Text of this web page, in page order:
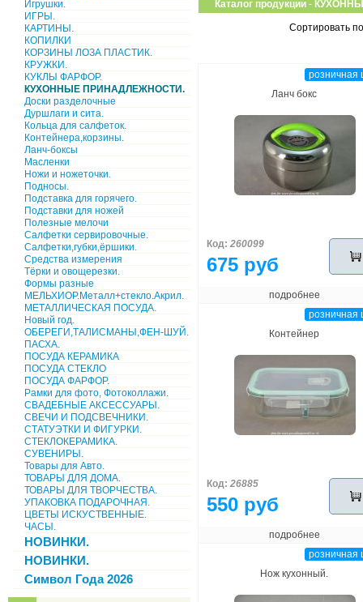
Игрушки.
ИГРЫ.
КАРТИНЫ.
КОПИЛКИ
КОРЗИНЫ ЛОЗА ПЛАСТИК.
КРУЖКИ.
КУКЛЫ ФАРФОР.
КУХОННЫЕ ПРИНАДЛЕЖНОСТИ.
Доски разделочные
Дуршлаги и сита.
Кольца для салфеток.
Контейнера,корзины.
Ланч-боксы
Масленки
Ножи и ножеточки.
Подносы.
Подставка для горячего.
Подставки для ножей
Полезные мелочи
Салфетки сервировочные.
Салфетки,губки,ёршики.
Средства измерения
Тёрки и овощерезки.
Формы разные
МЕЛЬХИОР.Металл+стекло.Акрил.
МЕТАЛЛИЧЕСКАЯ ПОСУДА.
Новый год.
ОБЕРЕГИ,ТАЛИСМАНЫ,ФЕН-ШУЙ.
ПАСХА.
ПОСУДА КЕРАМИКА
ПОСУДА СТЕКЛО
ПОСУДА ФАРФОР.
Рамки для фото, Фотоколлажи.
СВАДЕБНЫЕ АКСЕССУАРЫ.
СВЕЧИ И ПОДСВЕЧНИКИ.
СТАТУЭТКИ И ФИГУРКИ.
СТЕКЛОКЕРАМИКА.
СУВЕНИРЫ.
Товары для Авто.
ТОВАРЫ ДЛЯ ДОМА.
ТОВАРЫ ДЛЯ ТВОРЧЕСТВА.
УПАКОВКА ПОДАРОЧНАЯ.
ЦВЕТЫ ИСКУСТВЕННЫЕ.
ЧАСЫ.
НОВИНКИ.
НОВИНКИ.
Символ Года 2026
Каталог продукции -
Сортировать
розничная
Ланч бокс
Код: 260099
675 руб
подробнее
розничная
Контейнер
Код: 26885
550 руб
подробнее
розничная
Нож кухонный.